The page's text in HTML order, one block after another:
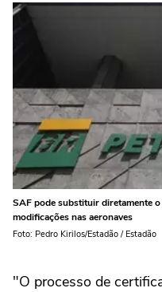
SAF pode substituir diretamente o
modificações nas aeronaves
Foto: Pedro Kirilos/Estadão / Estadão
"O processo de